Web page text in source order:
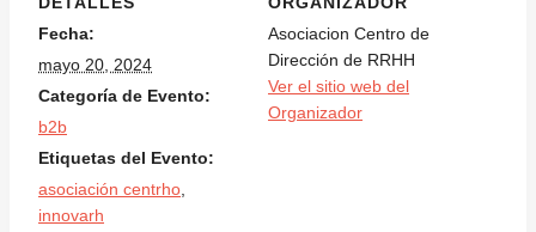
Fecha:
mayo 20, 2024
Categoría de Evento:
b2b
Etiquetas del Evento:
asociación centrho,
innovarh
Asociacion Centro de
Dirección de RRHH
Ver el sitio web del
Organizador